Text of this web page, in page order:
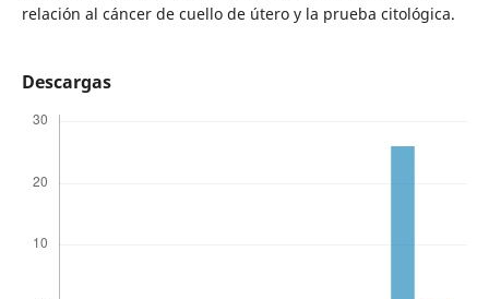
relación al cáncer de cuello de útero y la prueba citológica.
Descargas